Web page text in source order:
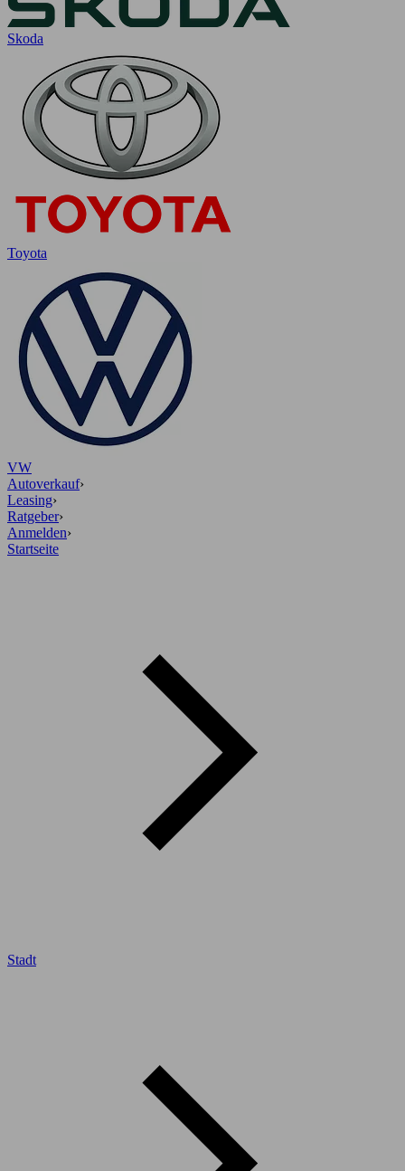
Skoda
Toyota
VW
Autoverkauf›
Leasing›
Ratgeber›
Anmelden›
Startseite
Stadt